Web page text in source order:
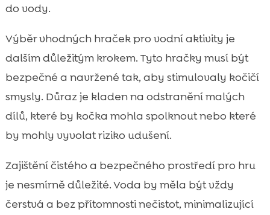
do vody.
Výběr vhodných hraček pro vodní aktivity je
dalším důležitým krokem. Tyto hračky musí být
bezpečné a navržené tak, aby stimulovaly kočičí
smysly. Důraz je kladen na odstranění malých
dílů, které by kočka mohla spolknout nebo které
by mohly vyvolat riziko udušení.
Zajištění čistého a bezpečného prostředí pro hru
je nesmírně důležité. Voda by měla být vždy
čerstvá a bez přítomnosti nečistot, minimalizující